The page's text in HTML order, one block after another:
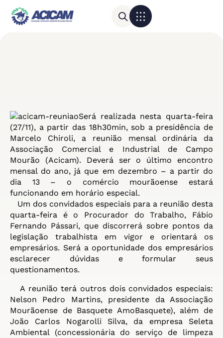
Será realizada nesta quarta-feira
(27/11), a partir das 18h30min, sob a presidência de
Marcelo Chiroli, a reunião mensal ordinária da
Associação Comercial e Industrial de Campo
Mourão (Acicam). Deverá ser o último encontro
mensal do ano, já que em dezembro – a partir do
dia 13 – o comércio mourãoense estará
funcionando em horário especial.
Um dos convidados especiais para a reunião desta
quarta-feira é o Procurador do Trabalho, Fábio
Fernando Pássari, que discorrerá sobre pontos da
legislação trabalhista em vigor e orientará os
empresários. Será a oportunidade dos empresários
esclarecer dúvidas e formular seus
questionamentos.
A reunião terá outros dois convidados especiais:
Nelson Pedro Martins, presidente da Associação
Mourãoense de Basquete AmoBasquete), além de
João Carlos Nogarolli Silva, da empresa Seleta
Ambiental (concessionária do serviço de limpeza